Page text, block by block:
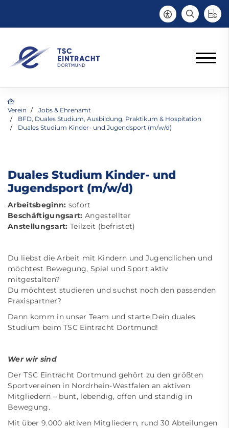
Verein
Jobs & Ehrenamt
BFD, Duales Studium, Ausbildung, Praktikum & Hospitation
Duales Studium Kinder- und Jugendsport (m/w/d)
Duales Studium Kinder- und
Jugendsport (m/w/d)
Arbeitsbeginn: sofort
Beschäftigungsart: Angestellter
Anstellungsart: Teilzeit (befristet)
Du liebst die Arbeit mit Kindern und Jugendlichen und
möchtest Bewegung, Spiel und Sport aktiv
mitgestalten?
Du möchtest studieren und suchst noch den passenden
Praxispartner?
Dann komm in unser Team und starte Dein duales
Studium beim TSC Eintracht Dortmund!
Wer wir sind
Der TSC Eintracht Dortmund gehört zu den größten
Sportvereinen in Nordrhein-Westfalen an aktiven
Mitgliedern – bunt, lebendig, offen und ständig in
Bewegung.
Mit über 9.000 aktiven Mitgliedern, rund 30 Abteilungen